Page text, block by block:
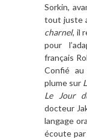
Sorkin,
tout juste
charnel, il
pour l’
français
Confié
plume sur
Le Jour
docteur
langage
écoute